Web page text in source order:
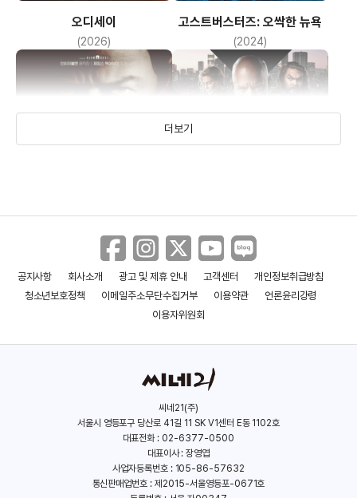
개인에게 지운다는 미국의 무 복지 개인주의가 극단적으로 작품에
이 때 툴 리가 등장해 마를로와 갓 태어난 미아를 돌보며 작품은
마를로에게는 천사나 마찬가지다.
그러던 어느날 툴리가 마를로에게 뉴욕 시내에서 한잔하러
되찾은 마를로에게 툴리는 사직을 통보 하는 게 마를로에게 삶의
버팀목이었던 툴리의 사직통보는 청천벽력과 같은 소리다.
결국 뉴욕에서 집으로 돌아오는 길에게 툴리는 음주와 피곤으로
오디세이
(2026)
고스트버스터즈: 오싹한 뉴욕
(2024)
스픽 노 이블 분노의 질주: 라이드 오어 다이
더보기
공지사항 회사소개 광고 및 제휴 안내 고객센터
개인정보취급방침
청소년보호정책
이메일주소무단수집거부 이용약관
언론윤리강령
이용자위원회
씨네21(주)
서울시 영등포구 당산로 41길 11 SK V1센터 E동 1102호
대표전화 : 02-6377-0500
대표이사 : 장영엽
사업자등록번호 : 105-86-57632
통신판매업번호 : 제2015-서울영등포-0671호